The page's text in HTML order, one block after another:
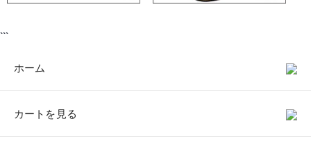
```
ホーム
カートを見る